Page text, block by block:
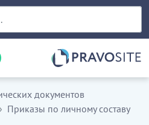
документов
Приказы по личному составу